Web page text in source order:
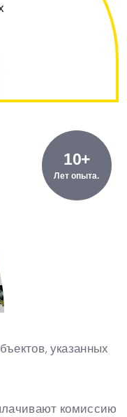
10+
Лет опыта.
указанных
комиссию